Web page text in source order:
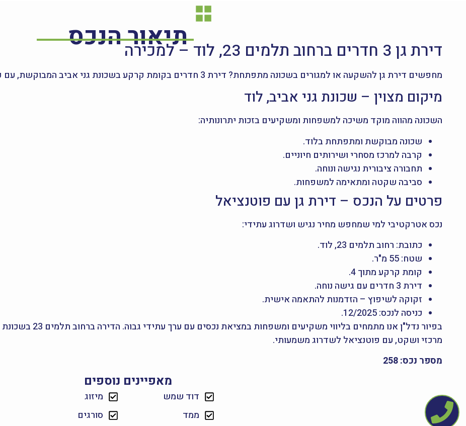
תיאור הנכס דירת גן 3 חדרים ברחוב תלמים 23, לוד – למכירה
מחפשים דירת גן להשקעה או למגורים בשכונה מתפתחת? דירת 3 חדרים בקומת קרקע בשכונת גני אביב המבוקשת, עם פוטנציאל גבוה לאחר שיפוץ.
מיקום מצוין – שכונת גני אביב, לוד
השכונה מהווה מוקד משיכה למשפחות ומשקיעים בזכות יתרונותיה:
שכונה מבוקשת ומתפתחת בלוד.
קרבה למרכז מסחרי ושירותים חיוניים.
תחבורה ציבורית נגישה ונוחה.
סביבה שקטה ומתאימה למשפחות.
פרטים על הנכס – דירת גן עם פוטנציאל
נכס אטרקטיבי למי שמחפש מחיר נגיש ושדרוג עתידי:
כתובת: רחוב תלמים 23, לוד.
שטח: 55 מ"ר.
קומת קרקע מתוך 4.
דירת 3 חדרים עם גישה נוחה.
זקוקה לשיפוץ – הזדמנות להתאמה אישית.
כניסה לנכס: 12/2025.
בפיור נדל"ן אנו מתמחים בליווי משקיעים ומשפחות במציאת נכסים עם ערך עתידי גבוה. הדירה ברחוב תלמים 23 בשכונת
מרכזי ושקט, עם פוטנציאל לשדרוג משמעותי.
מספר נכס: 258
מאפיינים נוספים
דוד שמש
מיזוג
ממד
סורגים